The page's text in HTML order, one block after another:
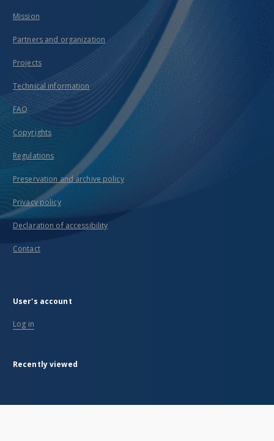
Mission
Partners and organization
Projects
Technical information
FAQ
Copyrights
Regulations
Preservation and archive policy
Privacy policy
Declaration of accessibility
Contact
User's account
Log in
Recently viewed